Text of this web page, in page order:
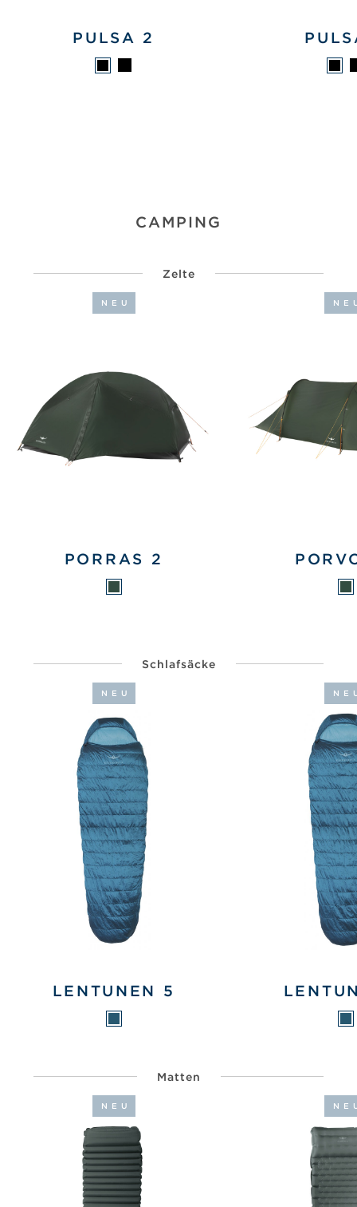
PULSA 2
CAMPING
Zelte
NEU
PORRAS 2
Schlafsäcke
NEU
LENTUNEN 5
Matten
NEU